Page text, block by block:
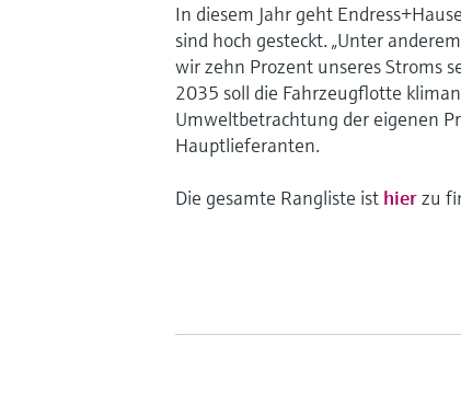
In diesem Jahr geht
sind hoch gesteckt. „Unter
wir zehn Prozent unseres Stroms
2035 soll die Fahrzeugflotte
Umweltbetrachtung der eigenen
Hauptlieferanten.
Die gesamte Rangliste ist hierzu